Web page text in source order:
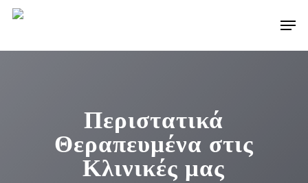
Skip
main
Περιστατικά
Θεραπευμένα στις
Κλινικές μας